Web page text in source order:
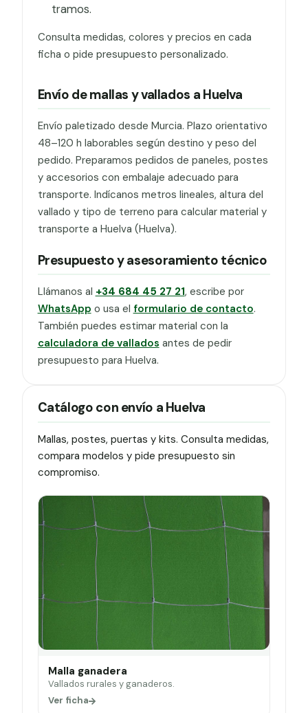
tramos.
Consulta medidas, colores y precios en cada
ficha o pide presupuesto personalizado.
Envío de mallas y vallados a Huelva
Envío paletizado desde Murcia. Plazo orientativo
48–120 h laborables según destino y peso del
pedido. Preparamos pedidos de paneles, postes
y accesorios con embalaje adecuado para
transporte. Indícanos metros lineales, altura del
vallado y tipo de terreno para calcular material y
transporte a Huelva (Huelva).
Presupuesto y asesoramiento técnico
Llámanos al +34 684 45 27 21, escribe por
WhatsApp o usa el formulario de contacto.
También puedes estimar material con la
calculadora de vallados antes de pedir
presupuesto para Huelva.
Catálogo con envío a Huelva
Mallas, postes, puertas y kits. Consulta medidas,
compara modelos y pide presupuesto sin
compromiso.
Malla ganadera
Vallados rurales y ganaderos.
Ver ficha